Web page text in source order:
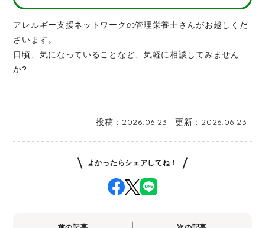
アレルギー支援ネットワークの管理栄養士さんがお越しくだ
さいます。
日頃、気になっていることなど、気軽に相談してみません
か?
投稿： 2026.06.23 更新： 2026.06.23
よかったらシェアしてね！